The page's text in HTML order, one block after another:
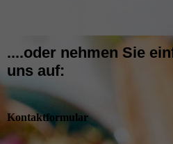
....oder nehmen Sie
uns auf:
Kontaktformular